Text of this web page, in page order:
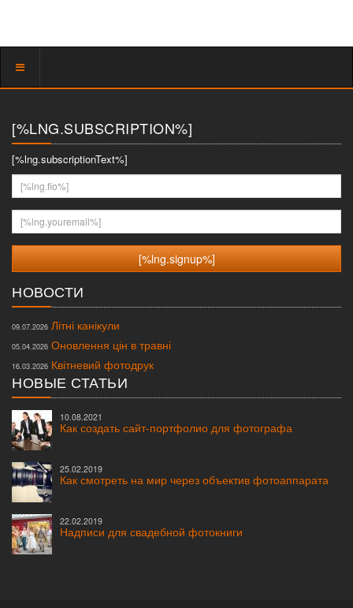
Показать
[%LNG.SUBSCRIPTION%]
[%lng.subscriptionText%]
[%lng.fio%]
[%lng.youremail%]
НОВОСТИ
09.07.2026 Літні канікули
05.04.2026 Оновлення цін в травні
16.03.2026 Квітневий фотодрук
НОВЫЕ СТАТЬИ
10.08.2021
Как создать сайт-портфолио для фотографа
25.02.2019
Как смотреть на мир через объектив фотоаппарата
22.02.2019
Надписи для свадебной фотокниги